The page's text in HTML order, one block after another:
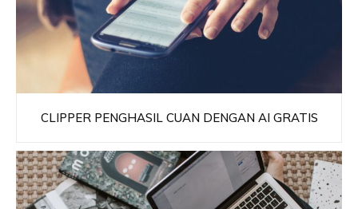
CLIPPER PENGHASIL CUAN DENGAN AI GRATIS